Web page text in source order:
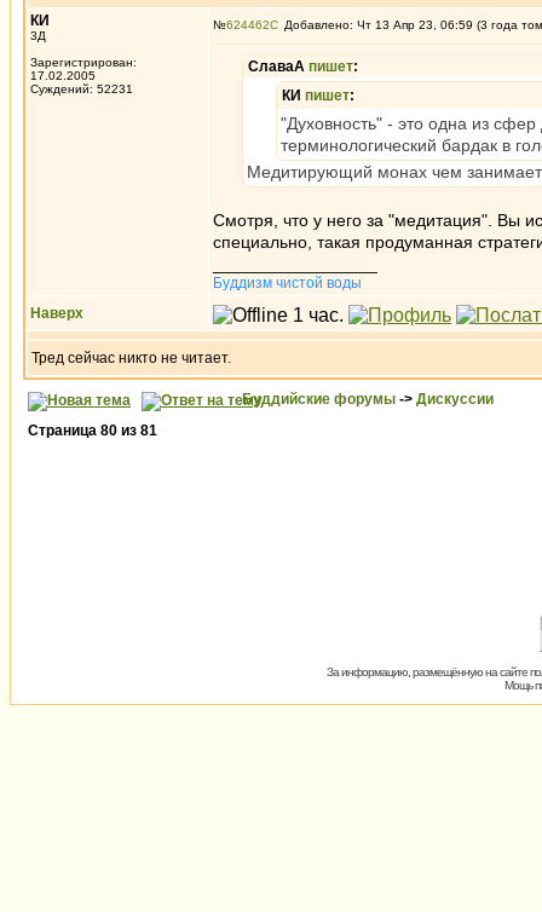
КИ
3Д
Зарегистрирован:
17.02.2005
Суждений: 52231
№624462 Добавлено: Чт 13 Апр 23, 06:59 (3 года
СлаваА пишет:
КИ пишет:
"Духовность" - это одна из
терминологический бардак в
Медитирующий монах чем
Смотря, что у него за "медитация". Вы
специально, такая продуманная
Буддизм чистой воды
Наверх
Тред сейчас никто не читает.
Буддийские форумы -> Дискуссии
Страница 80 из 81
За информацию, размещённую на сайте
Мощь